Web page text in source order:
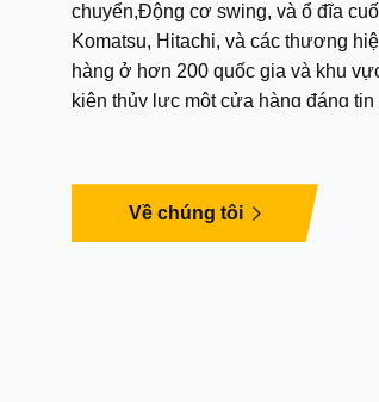
chuyển,Động cơ swing, và ổ đĩa cuối cùng tương thích
Komatsu, Hitachi, và các thương
hàng ở hơn 200 quốc gia và khu
kiện thủy lực một cửa hàng đáng tin
Về chúng tôi